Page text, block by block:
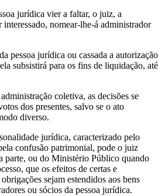
jurídica vier a faltar, o juiz, a
nomear-lhe-á administrador
pessoa jurídica ou cassada a autorização
subsistirá para os fins de liquidação, até
coletiva, as decisões se
dos presentes, salvo se o ato
diverso.
jurídica, caracterizado pelo
confusão patrimonial, pode o juiz
parte, ou do Ministério Público quando
que os efeitos de certas e
sejam estendidos aos bens
ou sócios da pessoa jurídica.